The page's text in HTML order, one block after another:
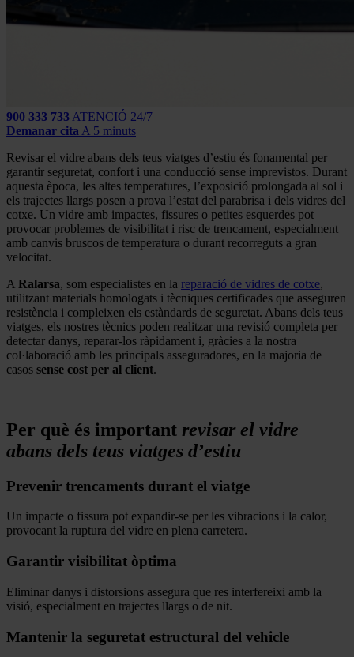
900 333 733 ATENCIÓ 24/7
Demanar cita A 5 minuts
Revisar el vidre abans dels teus viatges d’estiu és fonamental per
garantir seguretat, confort i una conducció sense imprevistos. Durant
aquesta època, les altes temperatures, l’exposició prolongada al sol i
els trajectes llargs posen a prova l’estat del parabrisa i dels vidres del
cotxe. Un vidre amb impactes, fissures o petites esquerdes pot
provocar problemes de visibilitat i risc de trencament, especialment
amb canvis bruscos de temperatura o durant recorreguts a gran
velocitat.
A Ralarsa, som especialistes en la reparació de vidres de cotxe,
utilitzant materials homologats i tècniques certificades que asseguren
resistència i compleixen els estàndards de seguretat. Abans dels teus
viatges, els nostres tècnics poden realitzar una revisió completa per
detectar danys, reparar-los ràpidament i, gràcies a la nostra
col·laboració amb les principals asseguradores, en la majoria de
casos sense cost per al client.
Per què és important revisar el vidre
abans dels teus viatges d’estiu
Prevenir trencaments durant el viatge
Un impacte o fissura pot expandir-se per les vibracions i la calor,
provocant la ruptura del vidre en plena carretera.
Garantir visibilitat òptima
Eliminar danys i distorsions assegura que res interfereixi amb la
visió, especialment en trajectes llargs o de nit.
Mantenir la seguretat estructural del vehicle